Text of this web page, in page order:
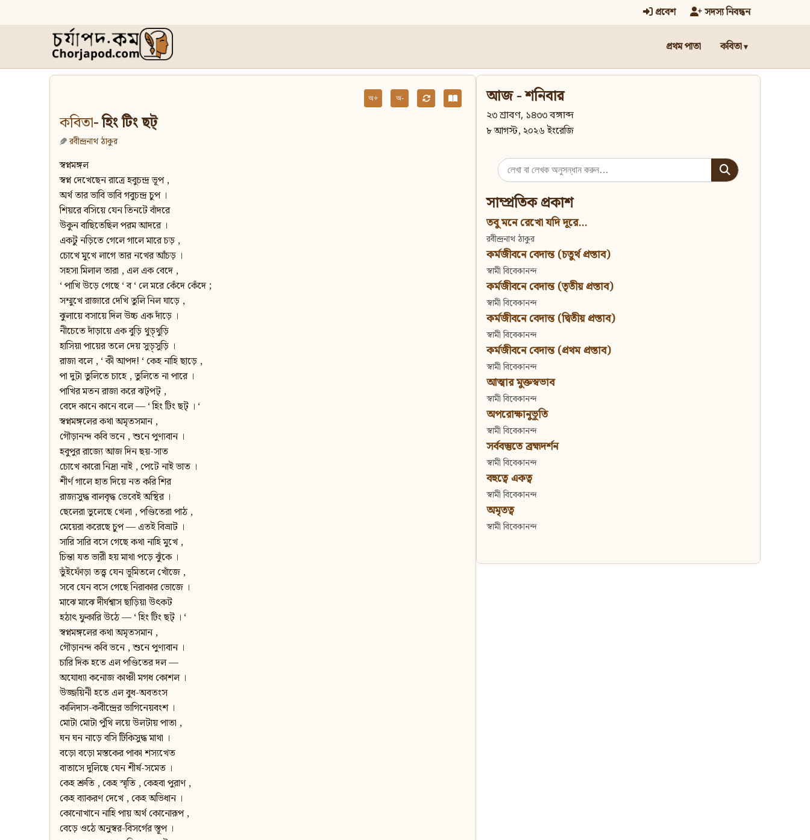
প্রবেশ সদস্য নিবন্ধন
প্রথম পাতা কবিতা
অ+ অ-
কবিতা- হিং টিং ছট্
রবীন্দ্রনাথ ঠাকুর
স্বপ্নমঙ্গল
স্বপ্ন দেখেছেন রাত্রে হবুচন্দ্র ভূপ ,
অর্থ তার ভাবি ভাবি গবুচন্দ্র চুপ ।
শিয়রে বসিয়ে যেন তিনটে বাঁদরে
উকুন বাছিতেছিল পরম আদরে ।
একটু নড়িতে গেলে গালে মারে চড় ,
চোখে মুখে লাগে তার নখের আঁচড় ।
সহসা মিলাল তারা , এল এক বেদে ,
‘ পাখি উড়ে গেছে ‘ ব ‘ লে মরে কেঁদে কেঁদে ;
সম্মুখে রাজারে দেখি তুলি নিল ঘাড়ে ,
ঝুলায়ে বসায়ে দিল উচ্চ এক দাঁড়ে ।
নীচেতে দাঁড়ায়ে এক বুড়ি থুড়্‌থুড়ি
হাসিয়া পায়ের তলে দেয় সুড়্‌সুড়ি ।
রাজা বলে , ‘ কী আপদ! ‘ কেহ নাহি ছাড়ে ,
পা দুটা তুলিতে চাহে , তুলিতে না পারে ।
পাখির মতন রাজা করে ঝট্‌পট্‌ ,
বেদে কানে কানে বলে — ‘ হিং টিং ছট্‌ । ‘
স্বপ্নমঙ্গলের কথা অমৃতসমান ,
গৌড়ানন্দ কবি ভনে , শুনে পুণ্যবান ।
হবুপুর রাজ্যে আজ দিন ছয়-সাত
চোখে কারো নিদ্রা নাই , পেটে নাই ভাত ।
শীর্ণ গালে হাত দিয়ে নত করি শির
রাজ্যসুদ্ধ বালবৃদ্ধ ভেবেই অস্থির ।
ছেলেরা ভুলেছে খেলা , পণ্ডিতেরা পাঠ ,
মেয়েরা করেছে চুপ — এতই বিভ্রাট ।
সারি সারি বসে গেছে কথা নাহি মুখে ,
চিন্তা যত ভারী হয় মাথা পড়ে ঝুঁকে ।
ভুঁইফোঁড়া তত্ত্ব যেন ভূমিতলে খোঁজে ,
সবে যেন বসে গেছে নিরাকার ভোজে ।
মাঝে মাঝে দীর্ঘশ্বাস ছাড়িয়া উৎকট
হঠাৎ ফুকারি উঠে — ‘ হিং টিং ছট্‌ । ‘
স্বপ্নমঙ্গলের কথা অমৃতসমান ,
গৌড়ানন্দ কবি ভনে , শুনে পুণ্যবান ।
চারি দিক হতে এল পণ্ডিতের দল —
অযোধ্যা কনোজ কাঞ্চী মগধ কোশল ।
উজ্জয়িনী হতে এল বুধ-অবতংস
কালিদাস-কবীন্দ্রের ভাগিনেয়বংশ ।
মোটা মোটা পুঁথি লয়ে উলটায় পাতা ,
ঘন ঘন নাড়ে বসি টিকিসুদ্ধ মাথা ।
বড়ো বড়ো মস্তকের পাকা শস্যখেত
বাতাসে দুলিছে যেন শীর্ষ-সমেত ।
কেহ শ্রুতি , কেহ স্মৃতি , কেহবা পুরাণ ,
কেহ ব্যাকরণ দেখে , কেহ অভিধান ।
কোনোখানে নাহি পায় অর্থ কোনোরূপ ,
বেড়ে ওঠে অনুস্বর-বিসর্গের স্তূপ ।
আজ - শনিবার
২৩ শ্রাবণ, ১৪৩৩ বঙ্গাব্দ
৮ আগস্ট, ২০২৬ ইংরেজি
Search
for:
সাম্প্রতিক প্রকাশ
তবু মনে রেখো যদি দূরে...
রবীন্দ্রনাথ ঠাকুর
কর্মজীবনে বেদান্ত (চতুর্থ প্রস্তাব)
স্বামী বিবেকানন্দ
কর্মজীবনে বেদান্ত (তৃতীয় প্রস্তাব)
স্বামী বিবেকানন্দ
কর্মজীবনে বেদান্ত (দ্বিতীয় প্রস্তাব)
স্বামী বিবেকানন্দ
কর্মজীবনে বেদান্ত (প্রথম প্রস্তাব)
স্বামী বিবেকানন্দ
আত্মার মুক্তস্বভাব
স্বামী বিবেকানন্দ
অপরোক্ষানুভূতি
স্বামী বিবেকানন্দ
সর্ববস্তুতে ব্রহ্মদর্শন
স্বামী বিবেকানন্দ
বহুত্বে একত্ব
স্বামী বিবেকানন্দ
অমৃতত্ব
স্বামী বিবেকানন্দ